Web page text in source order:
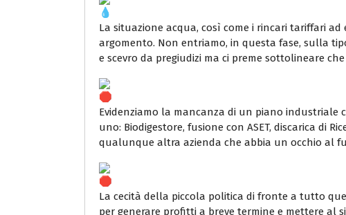
La situazione acqua, così come i rincari tariffari
argomento. Non entriamo, in questa fase, sulla
e scevro da pregiudizi ma ci preme sottolineare
Evidenziamo la mancanza di un piano industriale
uno: Biodigestore, fusione con ASET, discarica di
qualunque altra azienda che abbia un occhio al
La cecità della piccola politica di fronte a tutto
per generare profitti a breve termine e mettere al